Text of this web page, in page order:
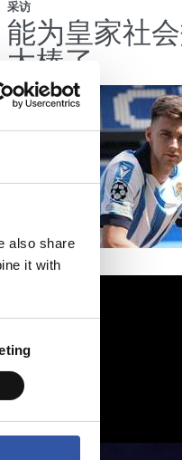
also share
it with
采访
能为皇家社
太棒了